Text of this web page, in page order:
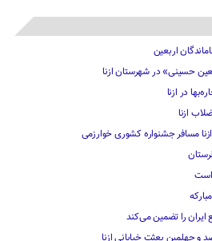
اربعین
حسینی» در شهرستان ازنا
در ازنا
ازنا
مسافر جشنواره کشوری خوارزمی
است
ایران را تضمین می‌کند
چهلمین بعثت خیابانی ازنا